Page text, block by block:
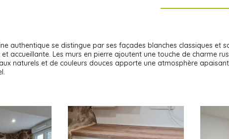
authentique se distingue par ses façades blanches classiques et
et accueillante. Les murs en pierre ajoutent une touche de charme
naturels et de couleurs douces apporte une atmosphère